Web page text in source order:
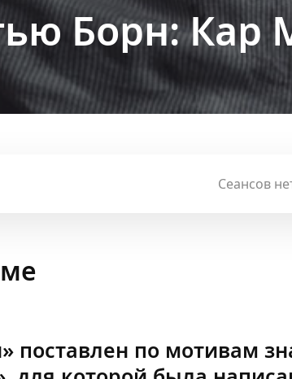
Борн: Кар
Сеансов
поставлен по мотивам